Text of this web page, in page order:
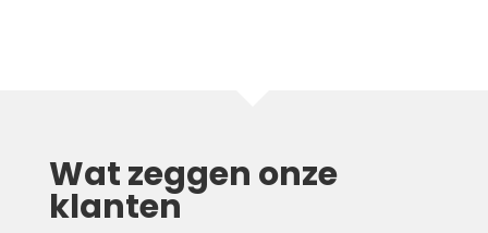
Wat zeggen onze
klanten